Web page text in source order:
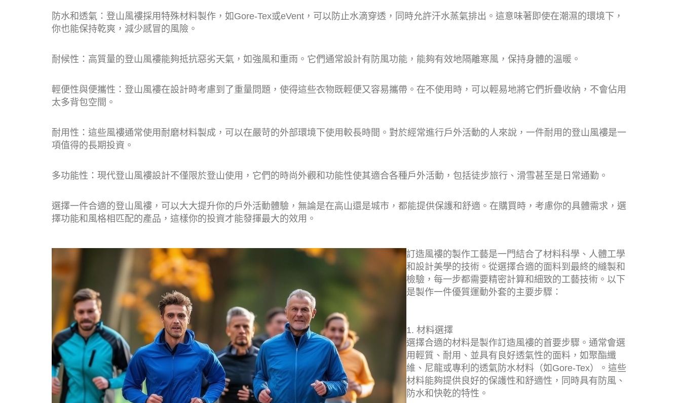
防水和透氣：登山風褸採用特殊材料製作，如Gore-Tex或eVent，可以防止水滴穿透，同時允許汗水蒸氣排出。這意味著即使在潮濕的環境下，
你也能保持乾爽，減少感冒的風險。
耐候性：高質量的登山風褸能夠抵抗惡劣天氣，如強風和重雨。它們通常設計有防風功能，能夠有效地隔離寒風，保持身體的溫暖。
輕便性與便攜性：登山風褸在設計時考慮到了重量問題，使得這些衣物既輕便又容易攜帶。在不使用時，可以輕易地將它們折疊收納，不會佔用
太多背包空間。
耐用性：這些風褸通常使用耐磨材料製成，可以在嚴苛的外部環境下使用較長時間。對於經常進行戶外活動的人來說，一件耐用的登山風褸是一
項值得的長期投資。
多功能性：現代登山風褸設計不僅限於登山使用，它們的時尚外觀和功能性使其適合各種戶外活動，包括徒步旅行、滑雪甚至是日常通勤。
選擇一件合適的登山風褸，可以大大提升你的戶外活動體驗，無論是在高山還是城市，都能提供保護和舒適。在購買時，考慮你的具體需求，選
擇功能和風格相匹配的產品，這樣你的投資才能發揮最大的效用。
訂造風褸的製作工藝是一門結合了材料科學、人體工學
和設計美學的技術。從選擇合適的面料到最終的縫製和
檢驗，每一步都需要精密計算和細致的工藝技術。以下
是製作一件優質運動外套的主要步驟：
1. 材料選擇
選擇合適的材料是製作訂造風褸的首要步驟。通常會選
用輕質、耐用、並具有良好透氣性的面料，如聚酯纖
維、尼龍或專利的透氣防水材料（如Gore-Tex）。這些
材料能夠提供良好的保護性和舒適性，同時具有防風、
防水和快乾的特性。